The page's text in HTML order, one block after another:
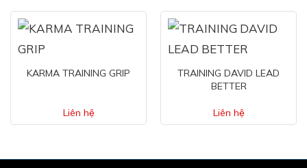
KARMA TRAINING GRIP
Liên hệ
TRAINING DAVID LEAD
BETTER
Liên hệ